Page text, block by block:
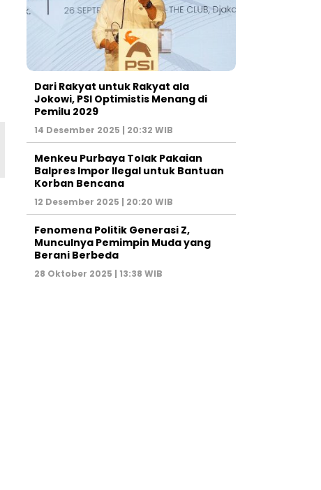
Dari Rakyat untuk Rakyat ala
Jokowi, PSI Optimistis Menang di
Pemilu 2029
14 Desember 2025 | 20:32 WIB
Menkeu Purbaya Tolak Pakaian
Balpres Impor Ilegal untuk Bantuan
Korban Bencana
12 Desember 2025 | 20:20 WIB
Fenomena Politik Generasi Z,
Munculnya Pemimpin Muda yang
Berani Berbeda
28 Oktober 2025 | 13:38 WIB